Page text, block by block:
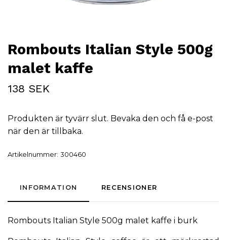
Rombouts Italian Style 500g
malet kaffe
138 SEK
Produkten är tyvärr slut. Bevaka den och få e-post
när den är tillbaka.
Artikelnummer: 300460
INFORMATION RECENSIONER
Rombouts Italian Style 500g malet kaffe i burk